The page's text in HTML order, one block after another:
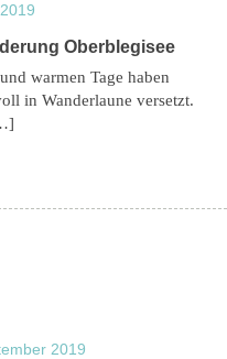
Oberblegisee
warmen Tage haben
in Wanderlaune versetzt.
2019